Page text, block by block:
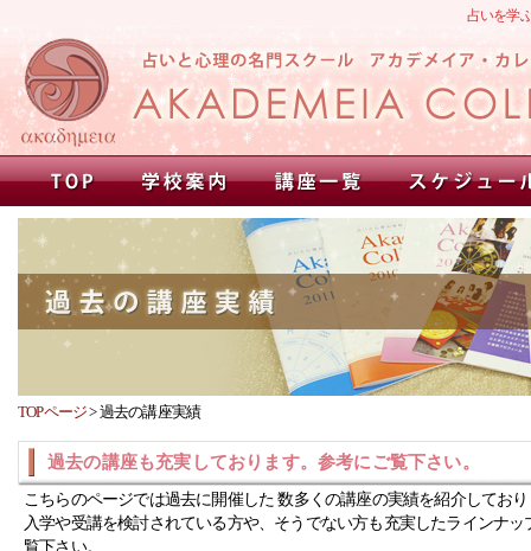
占いを学
TOPページ>過去の講座実績
過去の講座も充実しております。参考にご覧下さい。
こちらのページでは過去に開催した 数多くの講座の実績を紹介してお
入学や受講を検討されている方や、そうでない方も充実したラインナッ
覧下さい。